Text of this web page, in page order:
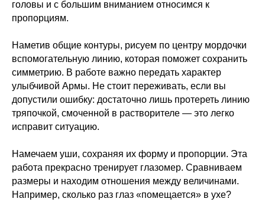
головы и с большим вниманием относимся к
пропорциям.
Наметив общие контуры, рисуем по центру мордочки
вспомогательную линию, которая поможет сохранить
симметрию. В работе важно передать характер
улыбчивой Армы. Не стоит переживать, если вы
допустили ошибку: достаточно лишь протереть линию
тряпочкой, смоченной в растворителе — это легко
исправит ситуацию.
Намечаем уши, сохраняя их форму и пропорции. Эта
работа прекрасно тренирует глазомер. Сравниваем
размеры и находим отношения между величинами.
Например, сколько раз глаз «помещается» в ухе?